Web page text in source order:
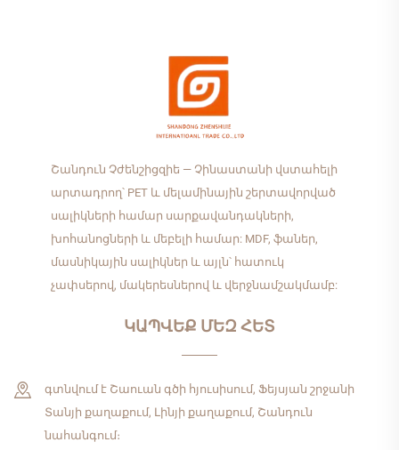
Շանդուն Չժենշիցզիե — Չինաստանի վստահելի
արտադրող՝ PET և մելամինային շերտավորված
սալիկների համար սարքավանդակների,
խոհանոցների և մեբելի համար: MDF, ֆաներ,
մասնիկային սալիկներ և այլն՝ հատուկ
չափսերով, մակերեսներով և վերջնամշակմամբ:
ԿԱՊՎԵՔ ՄԵԶ ՀԵՏ
գտնվում է Շաուան գծի հյուսիսում, Ֆեյսյան շրջանի
Տանյի քաղաքում, Լինյի քաղաքում, Շանդուն
նահանգում։